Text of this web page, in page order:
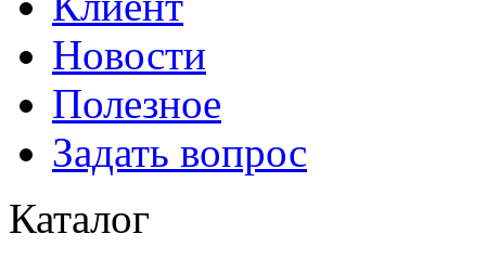
Новости
Полезное
Задать вопрос
Каталог